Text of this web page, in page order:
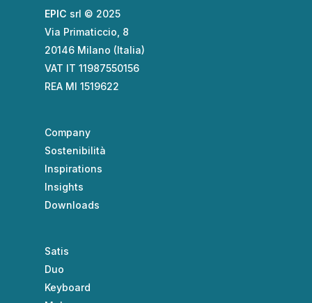
EPIC srl © 2025
Via Primaticcio, 8
20146 Milano (Italia)
VAT IT 11987550156
REA MI 1519622
Company
Sostenibilità
Inspirations
Insights
Downloads
Satis
Duo
Keyboard